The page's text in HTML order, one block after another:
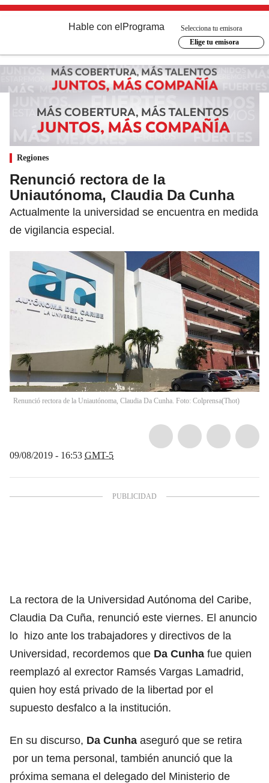
Hable con el Programa
Selecciona tu emisora
Elige tu emisora
Regiones
Renunció rectora de la
Uniautónoma, Claudia Da Cunha
Actualmente la universidad se encuentra en medida
de vigilancia especial.
Renunció rectora de la Uniautónoma, Claudia Da Cunha. Foto: Colprensa(Thot)
09/08/2019 - 16:53 GMT-5
La rectora de la Universidad Autónoma del Caribe,
Claudia Da Cuña, renunció este viernes. El anuncio
lo hizo ante los trabajadores y directivos de la
Universidad, recordemos que Da Cunha fue quien
reemplazó al exrector Ramsés Vargas Lamadrid,
quien hoy está privado de la libertad por el
supuesto desfalco a la institución.
En su discurso, Da Cunha aseguró que se retira
por un tema personal, también anunció que la
próxima semana el delegado del Ministerio de